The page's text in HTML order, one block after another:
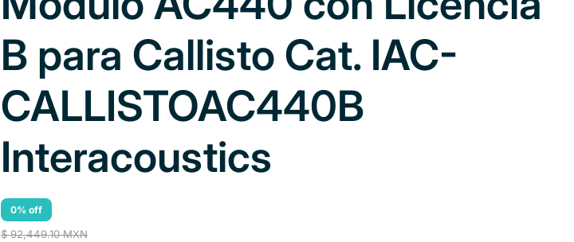
B para Callisto Cat. IAC-
CALLISTOAC440B
Interacoustics
0% off
$ 92,449.10 MXN